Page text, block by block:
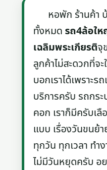
หอพัก ร้านค้า บ้
ทั้งหมดรถ4ล้อใ
เฉลิมพระเกียรติจุ
ลูกค้าไม่สะดวกที่จ
บอกเราได้เพราะร
บริการครับ รถกระ
คอก เราก็มีครับเลื
แบบ เรื่องวันขนย้า
ทุกวัน ทุกเวลา ทำ
ไม่มีวันหยุดครับ อ